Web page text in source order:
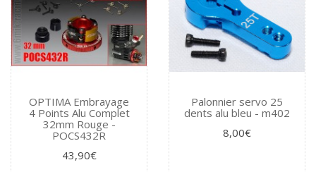
OPTIMA Embrayage
4 Points Alu Complet
32mm Rouge -
POCS432R
43,90€
Palonnier servo 25
dents alu bleu - m402
8,00€